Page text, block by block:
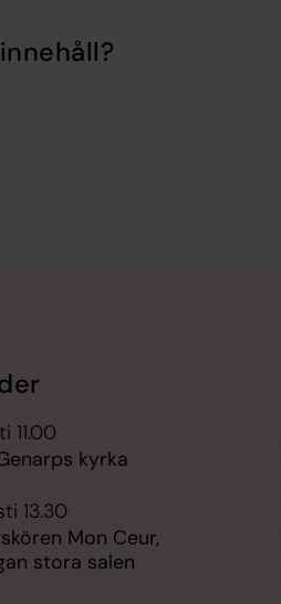
11.00
kyrka
13.30
Mon Ceur,
stora salen